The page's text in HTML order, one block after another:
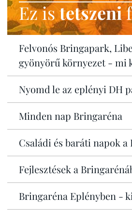
Ez istetszeni
Felvonós Bringapark,
gyönyörű környezet - mi
Nyomd le az eplényi DH
Minden nap Bringaréna
Családi és baráti napok
Fejlesztések a
Bringaréna Eplényben -